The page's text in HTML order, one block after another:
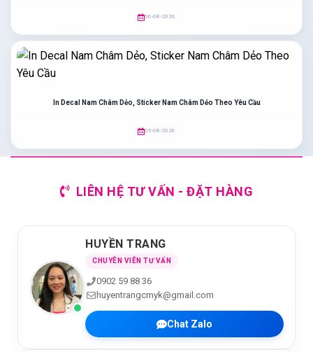
06-08-2026
In Decal Nam Châm Dẻo, Sticker Nam Châm Dẻo Theo Yêu Cầu
05-08-2026
LIÊN HỆ TƯ VẤN - ĐẶT HÀNG
HUYỀN TRANG
CHUYÊN VIÊN TƯ VẤN
0902 59 88 36
huyentrangcmyk@gmail.com
Chat Zalo